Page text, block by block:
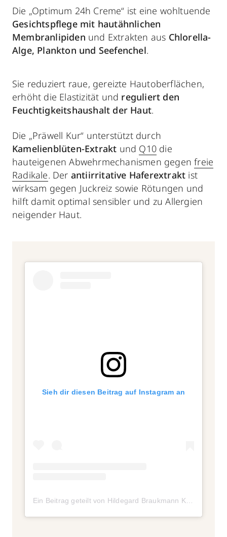
Die „Optimum 24h Creme“ ist eine wohltuende
Gesichtspflege mit hautähnlichen
Membranlipiden und Extrakten aus Chlorella-
Alge, Plankton und Seefenchel.
Sie reduziert raue, gereizte Hautoberflächen,
erhöht die Elastizität und reguliert den
Feuchtigkeitshaushalt der Haut.
Die „Präwell Kur“ unterstützt durch
Kamelienblüten-Extrakt und Q10 die
hauteigenen Abwehrmechanismen gegenfreie
Radikale. Der antiirritative Haferextrakt ist
wirksam gegen Juckreiz sowie Rötungen und
hilft damit optimal sensibler und zu Allergien
neigender Haut.
Sieh dir diesen Beitrag auf Instagram an